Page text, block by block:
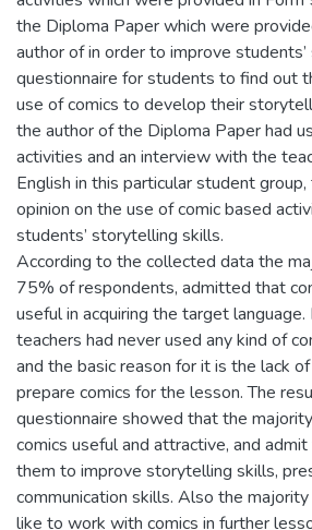
the Diploma Paper which were
author of in order to improve
questionnaire for students to find out
use of comics to develop their
the author of the Diploma Paper had
activities and an interview with the
English in this particular student
opinion on the use of comic based
students’ storytelling skills.
According to the collected data the
75% of respondents, admitted that
useful in acquiring the target
teachers had never used any kind of
and the basic reason for it is the lack
prepare comics for the lesson. The
questionnaire showed that the
comics useful and attractive, and
them to improve storytelling skills,
communication skills. Also the
like to work with comics in further